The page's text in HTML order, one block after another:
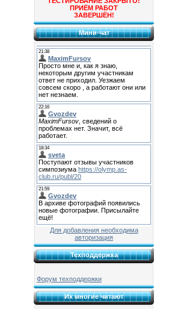
ПРИЁМ РАБОТ
ЗАВЕРШЁН!
Мини-чат
Для добавления необходима
авторизация
Техподдержка
Форум техподдержки
Их многие читают